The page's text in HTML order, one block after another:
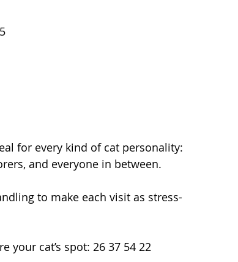
for every kind of cat personality:
and everyone in between.
to make each visit as stress-
your cat’s spot: 26 37 54 22